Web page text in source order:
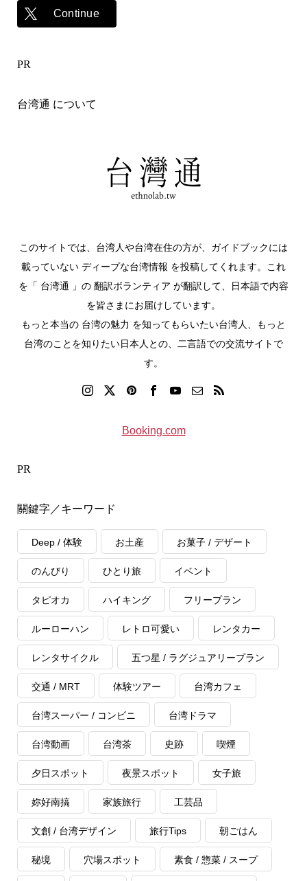
Continue
PR
台湾通 について
このサイトでは、台湾人や台湾在住の方が、ガイドブックには
載っていない ディープな台湾情報 を投稿してくれます。これ
を「 台湾通 」の 翻訳ボランティア が翻訳して、日本語で内容
を皆さまにお届けしています。
もっと本当の 台湾の魅力 を知ってもらいたい台湾人、もっと
台湾のことを知りたい日本人との、二言語での交流サイトで
す。
Booking.com
PR
關鍵字／キーワード
Deep / 体験 お土産 お菓子 / デザート
のんびり ひとり旅 イベント
タピオカ ハイキング フリープラン
ルーローハン レトロ可愛い レンタカー
レンタサイクル 五つ星 / ラグジュアリープラン
交通 / MRT 体験ツアー 台湾カフェ
台湾スーパー / コンビニ 台湾ドラマ
台湾動画 台湾茶 史跡 喫煙
夕日スポット 夜景スポット 女子旅
妳好南搞 家族旅行 工芸品
文創 / 台湾デザイン 旅行Tips 朝ごはん
秘境 穴場スポット 素食 / 惣菜 / スープ